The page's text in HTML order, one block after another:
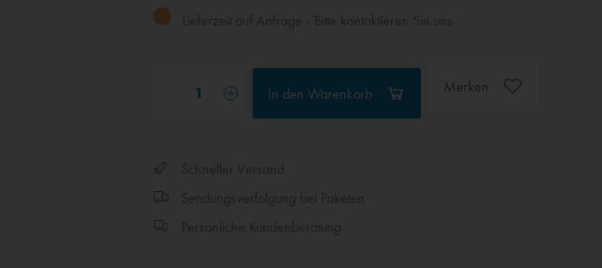
In den Warenkorb Merken